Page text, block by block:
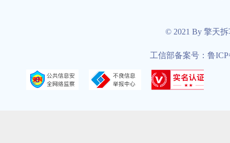
© 2021 By 擎天
工信部备案号：鲁